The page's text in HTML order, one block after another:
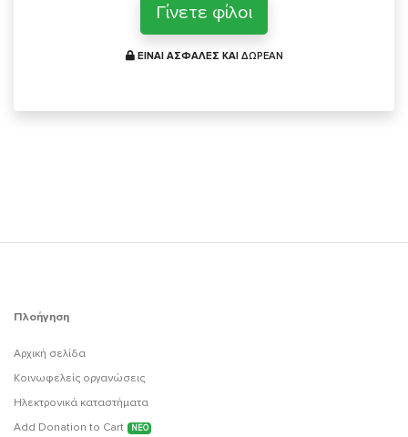
Γίνετε φίλοι
ΕΙΝΑΙ ΑΣΦΑΛΕΣ ΚΑΙ ΔΩΡΕΑΝ
Πλοήγηση
Αρχική σελίδα
Κοινωφελείς οργανώσεις
Ηλεκτρονικά καταστήματα
Add Donation to Cart
ΝΕΟ